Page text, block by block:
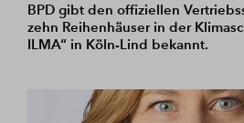
BPD gibt den offiziellen
zehn Reihenhäuser in der
ILMA“ in Köln-Lind bekannt.